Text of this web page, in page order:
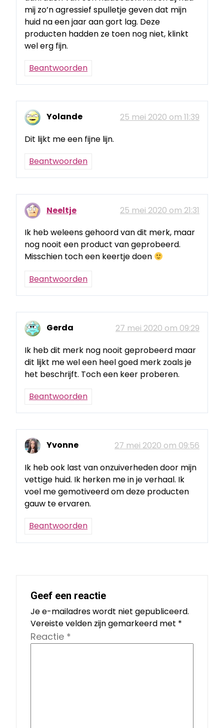
mij zo’n agressief spulletje geven dat mijn
huid na een jaar aan gort lag. Deze
producten hadden ze toen nog niet, klinkt
wel erg fijn.
Beantwoorden
Yolande
25 mei 2020 om 11:39
Dit lijkt me een fijne lijn.
Beantwoorden
Neeltje
25 mei 2020 om 21:31
Ik heb weleens gehoord van dit merk, maar
nog nooit een product van geprobeerd.
Misschien toch een keertje doen
Beantwoorden
Gerda
27 mei 2020 om 09:29
Ik heb dit merk nog nooit geprobeerd maar
dit lijkt me wel een heel goed merk zoals je
het beschrijft. Toch een keer proberen.
Beantwoorden
Yvonne
27 mei 2020 om 09:56
Ik heb ook last van onzuiverheden door mijn
vettige huid. Ik herken me in je verhaal. Ik
voel me gemotiveerd om deze producten
gauw te ervaren.
Beantwoorden
Geef een reactie
Je e-mailadres wordt niet gepubliceerd.
Vereiste velden zijn gemarkeerd met *
Reactie *